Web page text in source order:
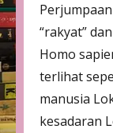
“rakyat”
Homo
terlihat
manusia
kesadaran